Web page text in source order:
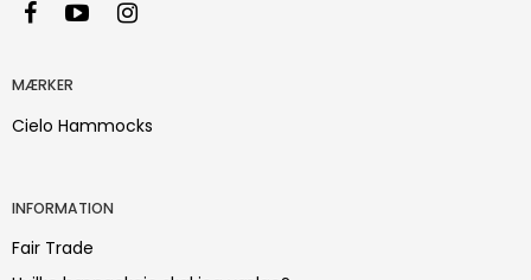
MÆRKER
Cielo Hammocks
INFORMATION
Fair Trade